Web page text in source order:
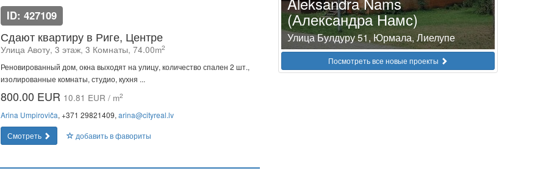
ID: 427109
Сдают квартиру в Риге, Центре
Улица Авоту, 3 этаж, 3 Комнаты, 74.00m2
Реновированный дом, окна выходят на улицу, количество спален 2 шт.,
изолированные комнаты, студио, кухня ...
800.00 EUR 10.81 EUR / m2
Arina Umpiroviča, +371 29821409, arina@cityreal.lv
Смотреть
добавить в фавориты
(Александра Намс)
Улица Булдуру 51, Юрмала, Лиелупе
Посмотреть все новые проекты